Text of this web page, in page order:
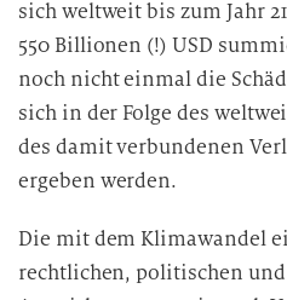
sich weltweit bis zum Jahr
550 Billionen (!) USD
noch nicht einmal die
sich in der Folge des
des damit verbundenen
ergeben werden.
Die mit dem Klimawandel
rechtlichen, politischen